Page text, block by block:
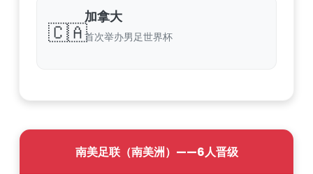
🇨🇦
加拿大
首次举办男足世界杯
南美足联（南美洲）——6人晋级